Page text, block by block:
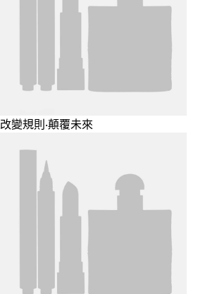
改變規則‧顛覆未來